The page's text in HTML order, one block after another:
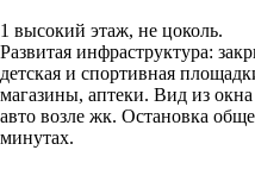
1 высокий этаж, не цоколь.
Развитая инфраструктура:
детская и спортивная
магазины, аптеки. Вид из
авто возле жк. Остановка
минутах.